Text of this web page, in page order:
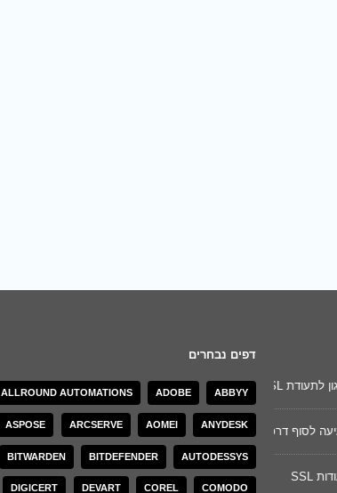
לניהול נקודות קצה
השוואת גרסאות Copilot
דפים נבחרים
ABBYY
ADOBE
ALLROUND AUTOMATIONS
ANYDESK
AOMEI
ARCSERVE
ASPOSE
AUTODESSYS
BITDEFENDER
BITWARDEN
COMODO
COREL
DEVART
DIGICERT